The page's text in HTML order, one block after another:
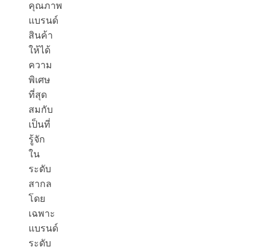
คุณภาพ
แบรนด์
สินค้า
ให้ได้
ความ
พิเศษ
ที่สุด
สมกับ
เป็นที่
รู้จัก
ใน
ระดับ
สากล
โดย
เฉพาะ
แบรนด์
ระดับ